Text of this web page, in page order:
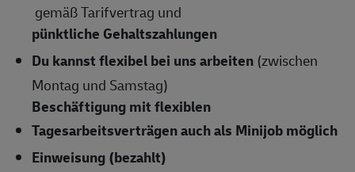
gemäß Tarifvertrag und
pünktliche Gehaltszahlungen
Du kannst flexibel bei uns arbeiten (zwischen
Montag und Samstag)
Beschäftigung mit flexiblen
Tagesarbeitsverträgen auch als Minijob möglich
Einweisung (bezahlt)